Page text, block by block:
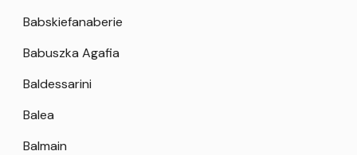
Babskiefanaberie
Babuszka Agafia
Baldessarini
Balea
Balmain